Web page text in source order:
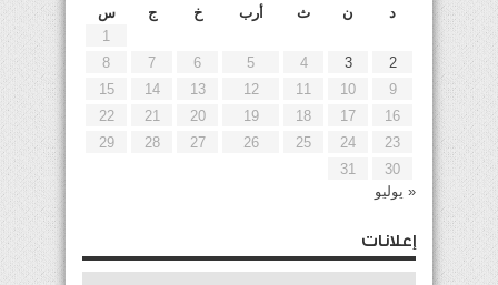
د
ن ث أرب خ ج
س
1
2
3
4
5
6
7
8
9
10
11
12
13
14
15
16
17
18
19
20
21
22
23
24
25
26
27
28
29
30
31
« يوليو
إعلانات